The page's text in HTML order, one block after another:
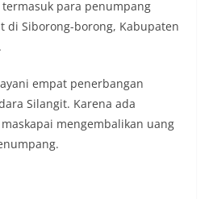
para penumpang
di Siborong-borong, Kabupaten
empat penerbangan
Silangit. Karena ada
mengembalikan uang